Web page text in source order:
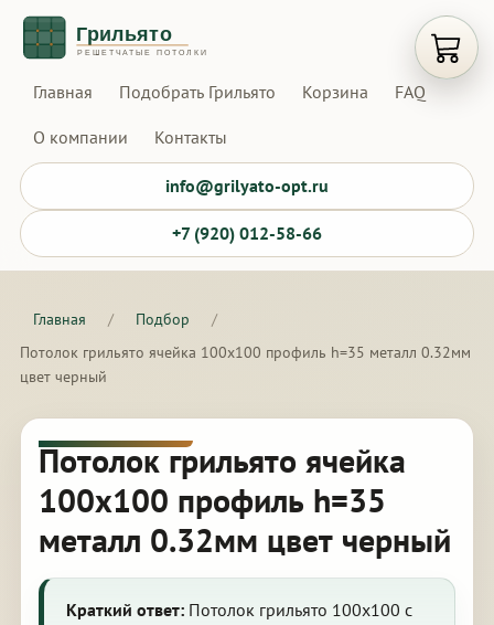
Главная Подобрать Грильято Корзина FAQ
О компании Контакты
info@grilyato-opt.ru
+7 (920) 012-58-66
Главная / Подбор
/
Потолок грильято ячейка 100х100 профиль h=35 металл 0.32мм
цвет черный
Потолок грильято ячейка
100х100 профиль h=35
металл 0.32мм цвет черный
Краткий ответ:Потолок грильято 100х100 с